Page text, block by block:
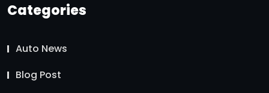
Categories
Auto News
Blog Post